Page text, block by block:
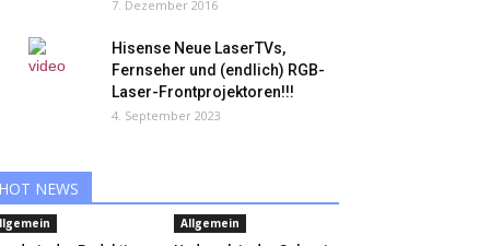
7. Dezember 2016
Hisense Neue LaserTVs,
Fernseher und (endlich) RGB-
Laser-Frontprojektoren!!!
4. September 2023
HOT NEWS
Allgemein